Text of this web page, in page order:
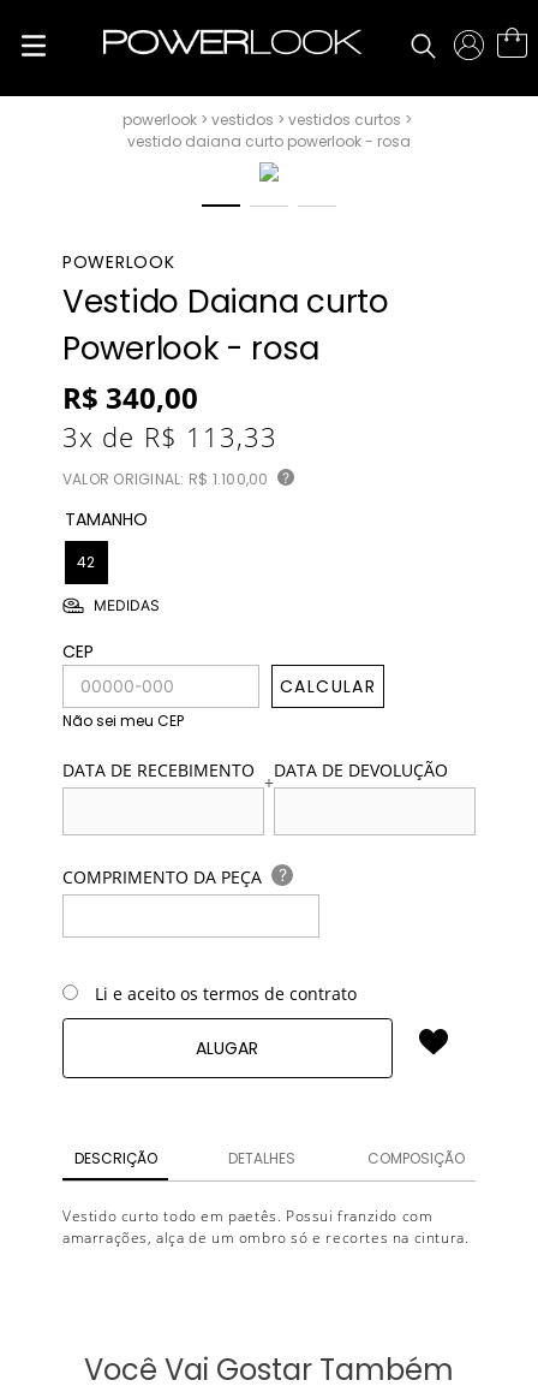
vestidos
vestidos curtos
vestido daiana curto powerlook - rosa
POWERLOOK
Vestido Daiana curto
Powerlook - rosa
R$ 340,00
3x de R$ 113,33
VALOR ORIGINAL: R$ 1.100,00 ?
TAMANHO
42
MEDIDAS
CEP
CALCULAR
Não sei meu CEP
DATA DE RECEBIMENTO +DATA DE DEVOLUÇÃO
COMPRIMENTO DA PEÇA ?
Li e aceito os termos de contrato
ALUGAR
DESCRIÇÃO DETALHES COMPOSIÇÃO
Vestido curto todo em paetês. Possui franzido com
amarrações, alça de um ombro só e recortes na cintura.
Você Vai Gostar Também